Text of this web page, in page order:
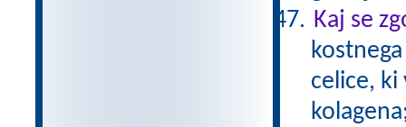
Kaj se
celice,